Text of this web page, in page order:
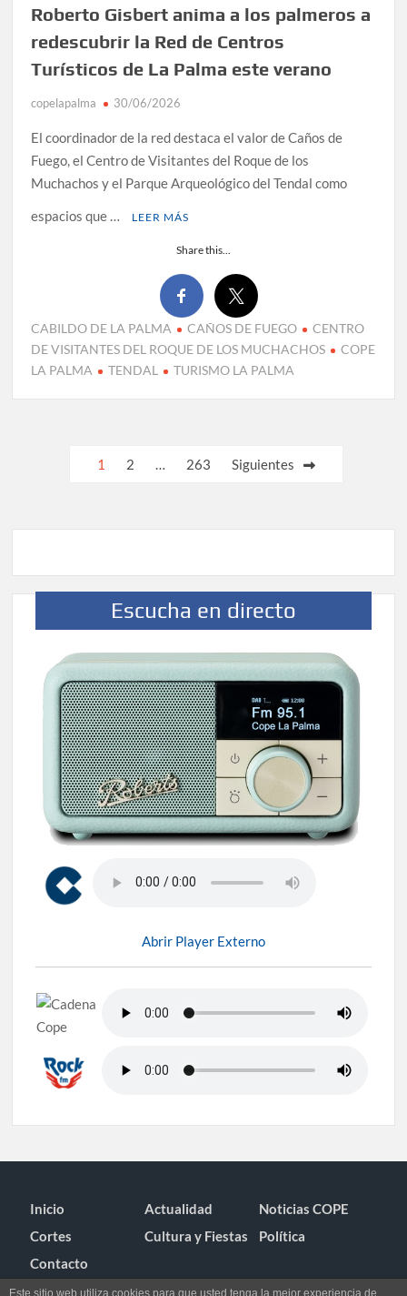
Roberto Gisbert anima a los palmeros a
redescubrir la Red de Centros
Turísticos de La Palma este verano
copelapalma 30/06/2026
El coordinador de la red destaca el valor de Caños de
Fuego, el Centro de Visitantes del Roque de los
Muchachos y el Parque Arqueológico del Tendal como
espacios que …
LEER MÁS
Share this...
CABILDO DE LA PALMA CAÑOS DE FUEGO
CENTRO
DE VISITANTES DEL ROQUE DE LOS MUCHACHOS
COPE
LA PALMA
TENDAL TURISMO LA PALMA
Paginación
1 2 … 263 Siguientes
Escucha en directo
Abrir Player Externo
Inicio Actualidad
Noticias COPE
Cortes
Cultura y Fiestas
Política
Contacto
Este sitio web utiliza cookies para que usted tenga la mejor experiencia de